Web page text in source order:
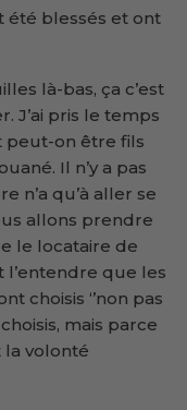
été blessés et ont
là-bas, ça c’est
J’ai pris le temps
peut-on être fils
Il n’y a pas
n’a qu’à aller se
allons prendre
le locataire de
l’entendre que les
choisis ‘’non pas
mais parce
la volonté